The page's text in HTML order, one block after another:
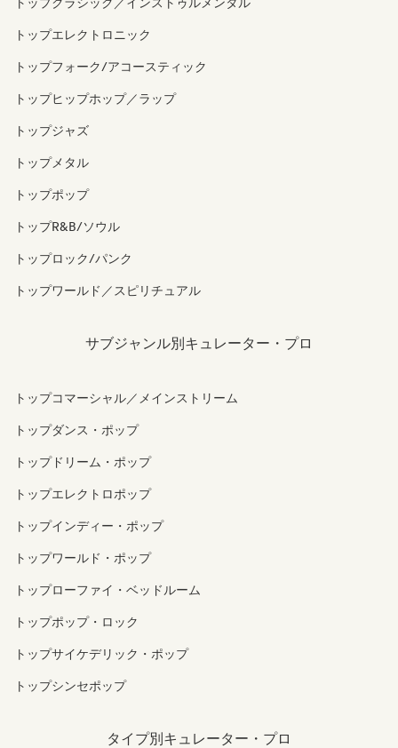
トップエレクトロニック
トップフォーク/アコースティック
トップヒップホップ／ラップ
トップジャズ
トップメタル
トップポップ
トップR&B/ソウル
トップロック/パンク
トップワールド／スピリチュアル
サブジャンル別キュレーター・プロ
トップコマーシャル／メインストリーム
トップダンス・ポップ
トップドリーム・ポップ
トップエレクトロポップ
トップインディー・ポップ
トップワールド・ポップ
トップローファイ・ベッドルーム
トップポップ・ロック
トップサイケデリック・ポップ
トップシンセポップ
タイプ別キュレーター・プロ